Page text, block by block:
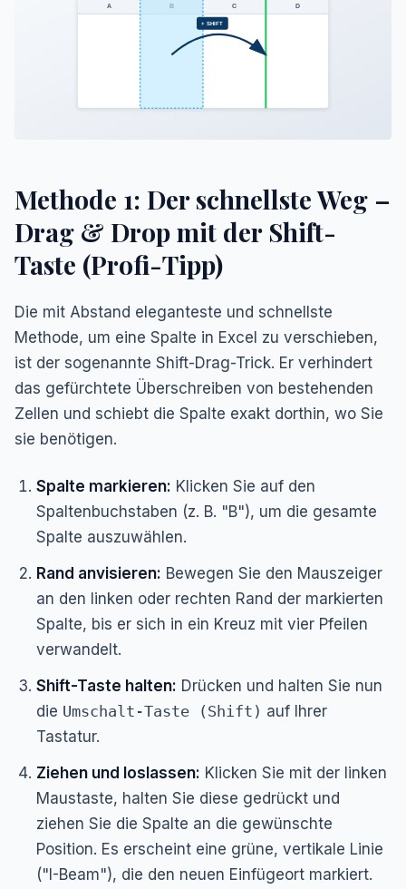
A B C D
+ SHIFT
Methode 1: Der schnellste Weg –
Drag & Drop mit der Shift-
Taste (Profi-Tipp)
Die mit Abstand eleganteste und schnellste
Methode, um eine Spalte in Excel zu verschieben,
ist der sogenannte Shift-Drag-Trick. Er verhindert
das gefürchtete Überschreiben von bestehenden
Zellen und schiebt die Spalte exakt dorthin, wo Sie
sie benötigen.
Spalte markieren: Klicken Sie auf den
Spaltenbuchstaben (z. B. "B"), um die gesamte
Spalte auszuwählen.
Rand anvisieren: Bewegen Sie den Mauszeiger
an den linken oder rechten Rand der markierten
Spalte, bis er sich in ein Kreuz mit vier Pfeilen
verwandelt.
Shift-Taste halten: Drücken und halten Sie nun
die Umschalt-Taste (Shift) auf Ihrer
Tastatur.
Ziehen und loslassen: Klicken Sie mit der linken
Maustaste, halten Sie diese gedrückt und
ziehen Sie die Spalte an die gewünschte
Position. Es erscheint eine grüne, vertikale Linie
("I-Beam"), die den neuen Einfügeort markiert.